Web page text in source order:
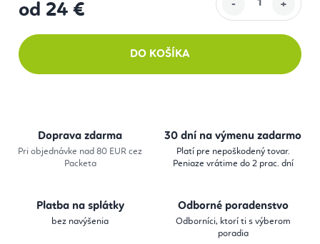
od 24 €
DO KOŠÍKA
Doprava zdarma
Pri objednávke nad 80 EUR cez
Packeta
30 dní na výmenu zadarmo
Platí pre nepoškodený tovar.
Peniaze vrátime do 2 prac. dní
Platba na splátky
bez navýšenia
Odborné poradenstvo
Odborníci, ktorí ti s výberom
poradia